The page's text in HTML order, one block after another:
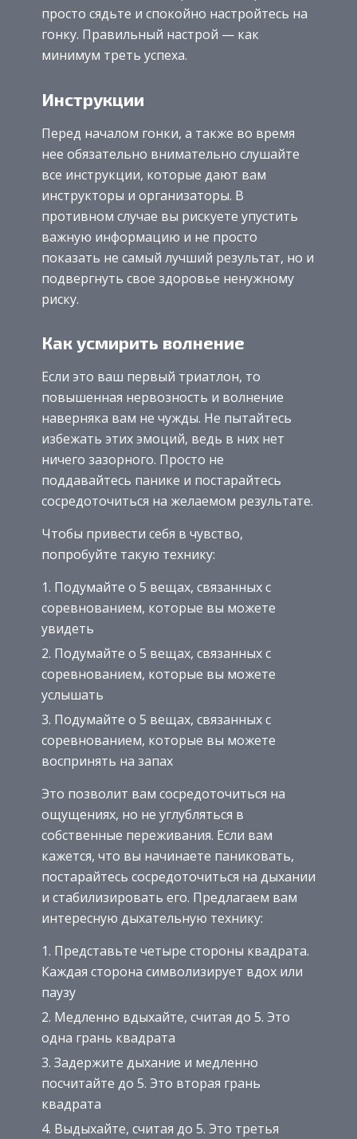
просто сядьте и спокойно настройтесь на
гонку. Правильный настрой — как
минимум треть успеха.
Инструкции
Перед началом гонки, а также во время
нее обязательно внимательно слушайте
все инструкции, которые дают вам
инструкторы и организаторы. В
противном случае вы рискуете упустить
важную информацию и не просто
показать не самый лучший результат, но и
подвергнуть свое здоровье ненужному
риску.
Как усмирить волнение
Если это ваш первый триатлон, то
повышенная нервозность и волнение
наверняка вам не чужды. Не пытайтесь
избежать этих эмоций, ведь в них нет
ничего зазорного. Просто не
поддавайтесь панике и постарайтесь
сосредоточиться на желаемом результате.
Чтобы привести себя в чувство,
попробуйте такую технику:
Подумайте о 5 вещах, связанных с
соревнованием, которые вы можете
увидеть
Подумайте о 5 вещах, связанных с
соревнованием, которые вы можете
услышать
Подумайте о 5 вещах, связанных с
соревнованием, которые вы можете
воспринять на запах
Это позволит вам сосредоточиться на
ощущениях, но не углубляться в
собственные переживания. Если вам
кажется, что вы начинаете паниковать,
постарайтесь сосредоточиться на дыхании
и стабилизировать его. Предлагаем вам
интересную дыхательную технику:
Представьте четыре стороны квадрата.
Каждая сторона символизирует вдох или
паузу
Медленно вдыхайте, считая до 5. Это
одна грань квадрата
Задержите дыхание и медленно
посчитайте до 5. Это вторая грань
квадрата
Выдыхайте, считая до 5. Это третья